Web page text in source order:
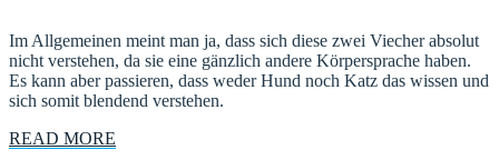
Im Allgemeinen meint man ja, dass sich diese zwei Viecher absolut
nicht verstehen, da sie eine gänzlich andere Körpersprache haben.
Es kann aber passieren, dass weder Hund noch Katz das wissen und
sich somit blendend verstehen.
READ MORE